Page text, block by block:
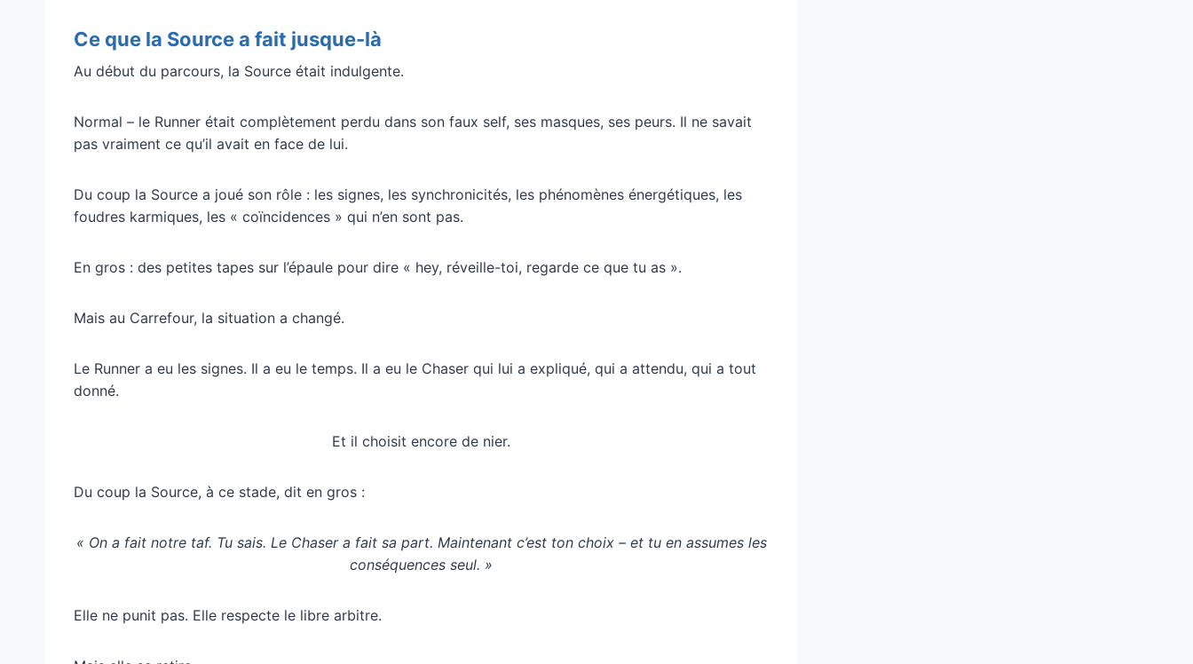
Ce que la Source a fait jusque-là
Au début du parcours, la Source était indulgente.
Normal – le Runner était complètement perdu dans son faux self, ses masques, ses peurs. Il ne savait
pas vraiment ce qu’il avait en face de lui.
Du coup la Source a joué son rôle : les signes, les synchronicités, les phénomènes énergétiques, les
foudres karmiques, les « coïncidences » qui n’en sont pas.
En gros : des petites tapes sur l’épaule pour dire « hey, réveille-toi, regarde ce que tu as ».
Mais au Carrefour, la situation a changé.
Le Runner a eu les signes. Il a eu le temps. Il a eu le Chaser qui lui a expliqué, qui a attendu, qui a tout
donné.
Et il choisit encore de nier.
Du coup la Source, à ce stade, dit en gros :
« On a fait notre taf. Tu sais. Le Chaser a fait sa part. Maintenant c’est ton choix – et tu en assumes les
conséquences seul. »
Elle ne punit pas. Elle respecte le libre arbitre.